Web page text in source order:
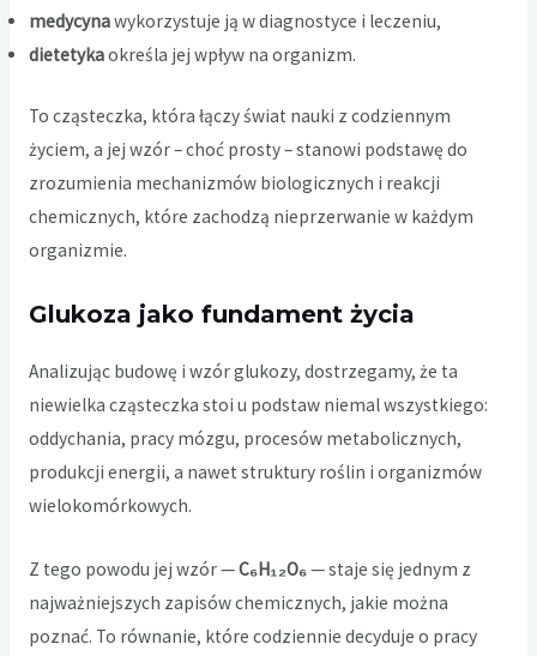
medycynawykorzystuje ją w diagnostyce i leczeniu,
dietetykaokreśla jej wpływ na organizm.
To cząsteczka, która łączy świat nauki z codziennym
życiem, a jej wzór – choć prosty – stanowi podstawę do
zrozumienia mechanizmów biologicznych i reakcji
chemicznych, które zachodzą nieprzerwanie w każdym
organizmie.
Glukoza jako fundament życia
Analizując budowę i wzór glukozy, dostrzegamy, że ta
niewielka cząsteczka stoi u podstaw niemal wszystkiego:
oddychania, pracy mózgu, procesów metabolicznych,
produkcji energii, a nawet struktury roślin i organizmów
wielokomórkowych.
Z tego powodu jej wzór —C₆H₁₂O₆— staje się jednym z
najważniejszych zapisów chemicznych, jakie można
poznać. To równanie, które codziennie decyduje o pracy